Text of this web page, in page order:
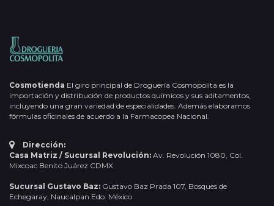
Cosmotienda El giro principal de Droguería Cosmopolita es la
importación y distribución de productos químicos y sus aditamentos,
incluyendo una gran variedad de especialidades. Además elaboramos
fórmulas oficinales de acuerdo a la Farmacopea Nacional.
Dirección:
Casa Matriz / Sucursal Revolución: Av. Revolución 1080, Col.
Mixcoac Benito Juárez CDMX
Sucursal Gustavo Baz: Gustavo Baz Prada 107, Bosques de
Echegaray, Naucalpan Edo. México